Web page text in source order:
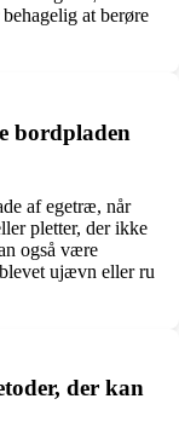
at berøre
bordpladen
af egetræ, når
pletter, der ikke
også være
ujævn eller ru
der kan